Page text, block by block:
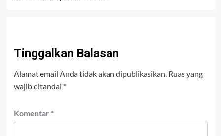
Tinggalkan Balasan
Alamat email Anda tidak akan dipublikasikan. Ruas yang
wajib ditandai *
Komentar *